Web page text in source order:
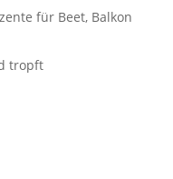
für Beet, Balkon
tropft